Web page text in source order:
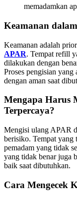
memadamkan
Keamanan
Keamanan adalah
APAR. Tempat refill
dilakukan dengan
Proses pengisian
dengan aman saat
Mengapa Harus
Terpercaya?
Mengisi ulang APAR
berisiko. Tempat yang
pemadam yang tidak
yang tidak benar juga
baik saat dibutuhkan.
Cara Mengecek